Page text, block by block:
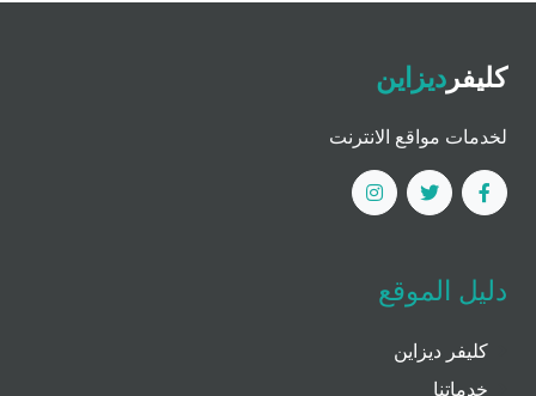
كليفرديزاين
لخدمات مواقع الانترنت
دليل الموقع
كليفر ديزاين
خدماتنا